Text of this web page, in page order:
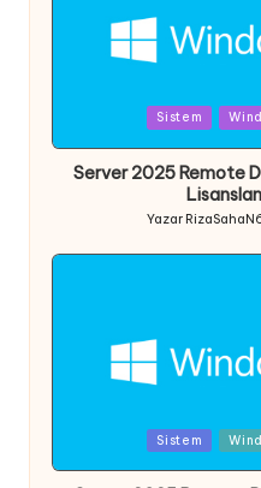
Sistem
Server 2025 Remote
Posted
by
Yazar
Sistem